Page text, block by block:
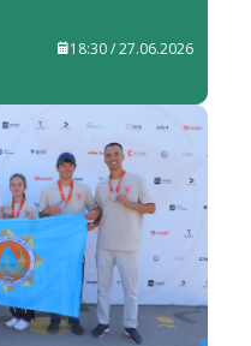
18:30 / 27.06.2026